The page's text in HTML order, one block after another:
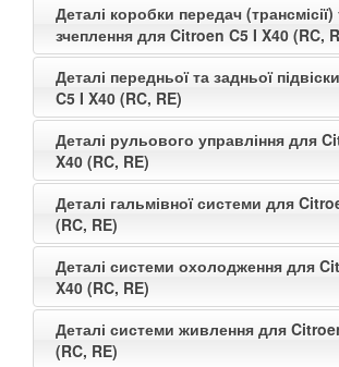
Деталі коробки передач (трансмісії)
зчеплення для Citroen C5 I X40 (RC,
Деталі передньої та задньої
C5 I X40 (RC, RE)
Деталі рульового управління для
X40 (RC, RE)
Деталі гальмівної системи для
(RC, RE)
Деталі системи охолодження для
X40 (RC, RE)
Деталі системи живлення для
(RC, RE)